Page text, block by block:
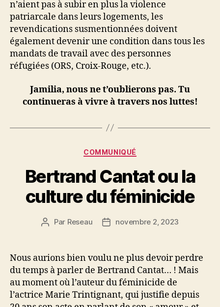
n’aient pas à subir en plus la violence
patriarcale dans leurs logements, les
revendications susmentionnées doivent
également devenir une condition dans tous les
mandats de travail avec des personnes
réfugiées (ORS, Croix-Rouge, etc.).
Jamilia, nous ne t’oublierons pas. Tu
continueras à vivre à travers nos luttes!
Catégories
COMMUNIQUÉ
Bertrand Cantat ou la
culture du féminicide
Auteur
Par Reseau
Datenovembre 2, 2023
Nous aurions bien voulu ne plus devoir perdre
du temps à parler de Bertrand Cantat… ! Mais
au moment où l’auteur du féminicide de
l’actrice Marie Trintignant, qui justifie depuis